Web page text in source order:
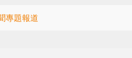
專題報道